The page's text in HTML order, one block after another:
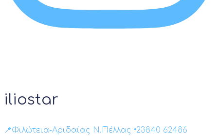
iliostar
📍Φιλώτεια-Αριδαίας Ν.Πέλλας •23840 62486